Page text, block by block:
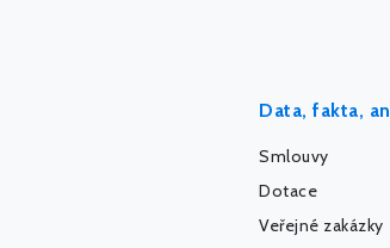
Data, fakta,
Smlouvy
Dotace
Veřejné zakázky